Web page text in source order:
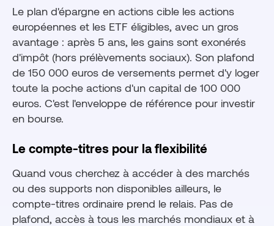
Le plan d'épargne en actions cible les actions
européennes et les ETF éligibles, avec un gros
avantage : après 5 ans, les gains sont exonérés
d'impôt (hors prélèvements sociaux). Son plafond
de 150 000 euros de versements permet d'y loger
toute la poche actions d'un capital de 100 000
euros. C'est l'enveloppe de référence pour investir
en bourse.
Le compte-titres pour la flexibilité
Quand vous cherchez à accéder à des marchés
ou des supports non disponibles ailleurs, le
compte-titres ordinaire prend le relais. Pas de
plafond, accès à tous les marchés mondiaux et à